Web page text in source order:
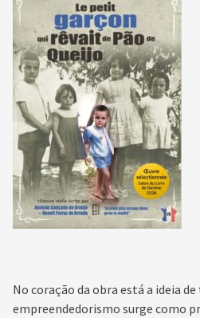
No coração da obra está a ideia
empreendedorismo surge como